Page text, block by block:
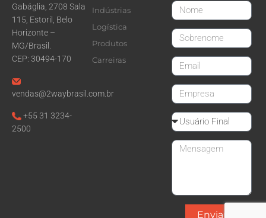
Gabáglia, 2708 Sala
115, Estoril, Belo
Horizonte –
MG/Brasil.
CEP: 30494-170
vendas@2waybrasil.com.br
+55 31 3234-
2500
Indústrias
Logística
Produtos
Carreiras
FirstName
LastName
email
CompanyName
Reseller
Message
Enviar